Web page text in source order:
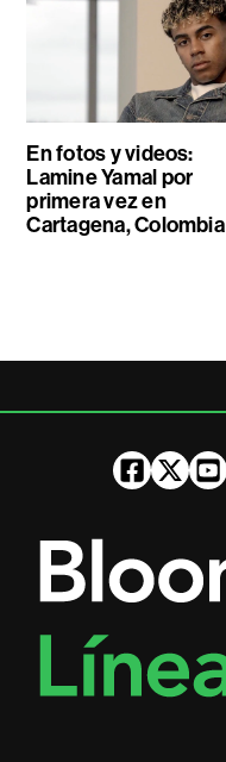
En fotos y videos:
Lamine Yamal por
primera vez en
Cartagena, Colombia